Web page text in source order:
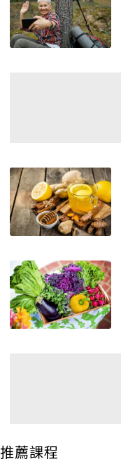
推薦課程